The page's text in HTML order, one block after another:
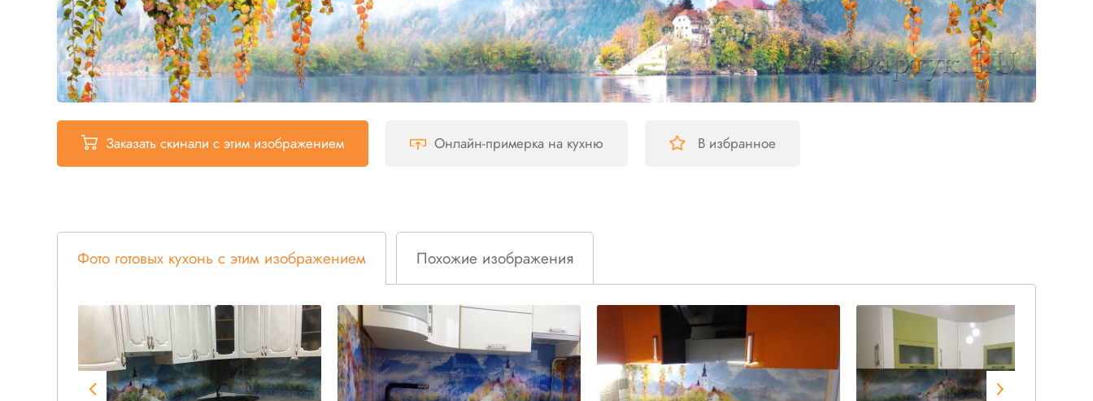
Заказать скинали с этим изображением Онлайн-примерка на кухню В избранное
Фото готовых кухонь с этим изображением Похожие изображения